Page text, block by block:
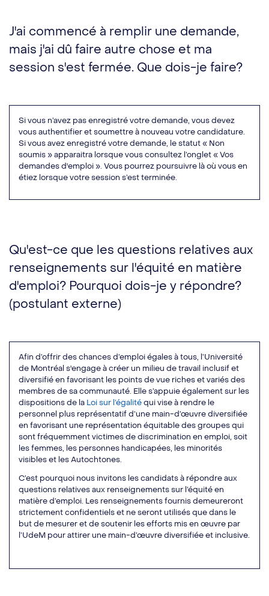
J'ai commencé à remplir une demande,
mais j'ai dû faire autre chose et ma
session s'est fermée. Que dois-je faire?
Si vous n’avez pas enregistré votre demande, vous devez
vous authentifier et soumettre à nouveau votre candidature.
Si vous avez enregistré votre demande, le statut « Non
soumis » apparaitra lorsque vous consultez l’onglet « Vos
demandes d'emploi ». Vous pourrez poursuivre là où vous en
étiez lorsque votre session s’est terminée.
Qu'est-ce que les questions relatives aux
renseignements sur l'équité en matière
d'emploi? Pourquoi dois-je y répondre?
(postulant externe)
Afin d’offrir des chances d’emploi égales à tous, l’Université
de Montréal s'engage à créer un milieu de travail inclusif et
diversifié en favorisant les points de vue riches et variés des
membres de sa communauté. Elle s’appuie également sur les
dispositions de la Loi sur l’égalitéqui vise à rendre le
personnel plus représentatif d’une main-d’œuvre diversifiée
en favorisant une représentation équitable des groupes qui
sont fréquemment victimes de discrimination en emploi, soit
les femmes, les personnes handicapées, les minorités
visibles et les Autochtones.
C’est pourquoi nous invitons les candidats à répondre aux
questions relatives aux renseignements sur l’équité en
matière d’emploi. Les renseignements fournis demeureront
strictement confidentiels et ne seront utilisés que dans le
but de mesurer et de soutenir les efforts mis en œuvre par
l’UdeM pour attirer une main-d’œuvre diversifiée et inclusive.